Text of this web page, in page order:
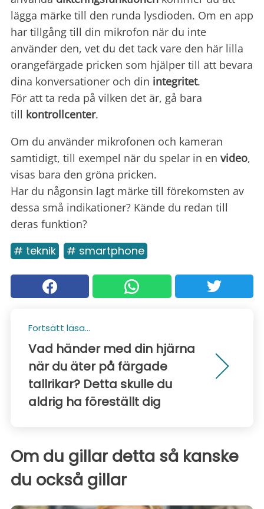
lägga märke till den runda lysdioden. Om en app
har tillgång till din mikrofon när du inte
använder den, vet du det tack vare den här lilla
orangefärgade pricken som hjälper till att bevara
dina konversationer och din integritet.
För att ta reda på vilken det är, gå bara
till kontrollcenter.
Om du använder mikrofonen och kameran
samtidigt, till exempel när du spelar in en video,
visas bara den gröna pricken.
Har du någonsin lagt märke till förekomsten av
dessa små indikationer? Kände du redan till
deras funktion?
# teknik # smartphone
Fortsätt läsa...
Vad händer med din hjärna
när du äter på färgade
tallrikar? Detta skulle du
aldrig ha föreställt dig
Om du gillar detta så kanske
du också gillar